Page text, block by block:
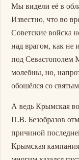
Мы видели её в
Известно, что во
Советские войска
над врагом, как не
под Севастополем
молебны, но,
обошёлся со
А ведь Крымская
П.В. Безобразов
причиной
Крымская